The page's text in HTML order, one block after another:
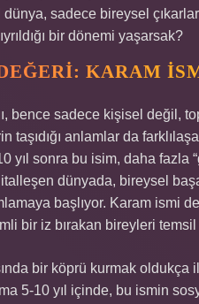
sadece bireysel
bir dönemi yaşarsak?
KARAM
bence sadece kişisel değil,
taşıdığı anlamlar da
sonra bu isim, daha fazla
dünyada, bireysel
başlıyor. Karam ismi
bir iz bırakan bireyleri
bir köprü kurmak oldukça
5-10 yıl içinde, bu ismin